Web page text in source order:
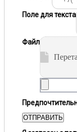
Поле для текста
Файл
ОТПРАВИТЬ